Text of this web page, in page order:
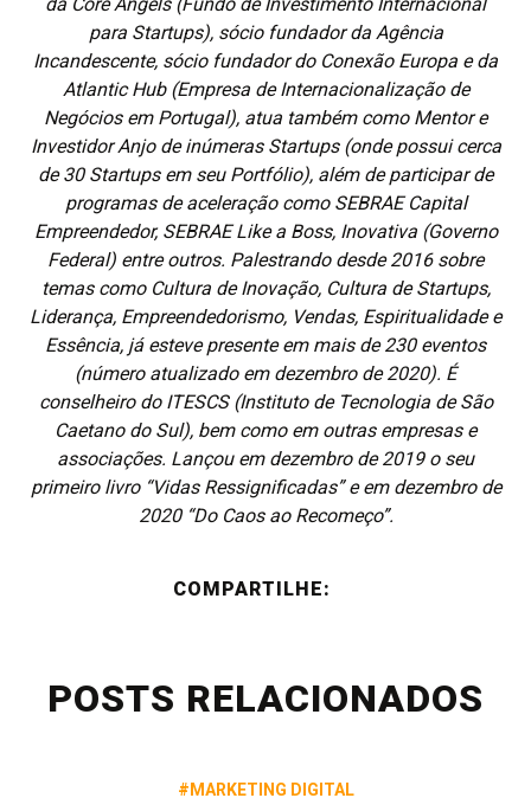
para Startups), sócio fundador da Agência
Incandescente, sócio fundador do Conexão Europa e da
Atlantic Hub (Empresa de Internacionalização de
Negócios em Portugal), atua também como Mentor e
Investidor Anjo de inúmeras Startups (onde possui cerca
de 30 Startups em seu Portfólio), além de participar de
programas de aceleração como SEBRAE Capital
Empreendedor, SEBRAE Like a Boss, Inovativa (Governo
Federal) entre outros. Palestrando desde 2016 sobre
temas como Cultura de Inovação, Cultura de Startups,
Liderança, Empreendedorismo, Vendas, Espiritualidade e
Essência, já esteve presente em mais de 230 eventos
(número atualizado em dezembro de 2020). É
conselheiro do ITESCS (Instituto de Tecnologia de São
Caetano do Sul), bem como em outras empresas e
associações. Lançou em dezembro de 2019 o seu
primeiro livro “Vidas Ressignificadas” e em dezembro de
2020 “Do Caos ao Recomeço”.
COMPARTILHE:
POSTS RELACIONADOS
#MARKETING DIGITAL